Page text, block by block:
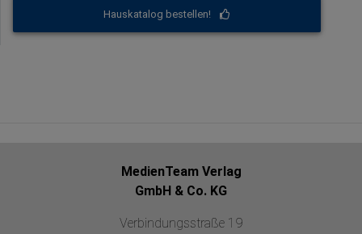
Hauskatalog bestellen!
MedienTeam Verlag
GmbH & Co. KG
Verbindungsstraße 19